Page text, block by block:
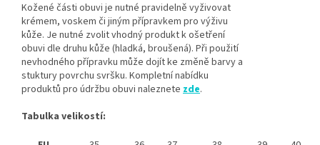
Kožené části obuvi je nutné pravidelně vyživovat
krémem, voskem či jiným přípravkem pro výživu
kůže. Je nutné zvolit vhodný produkt k ošetření
obuvi dle druhu kůže (hladká, broušená). Při použití
nevhodného přípravku může dojít ke změně barvy a
stuktury povrchu svršku. Kompletní nabídku
produktů pro údržbu obuvi naleznete zde.
Tabulka velikostí: